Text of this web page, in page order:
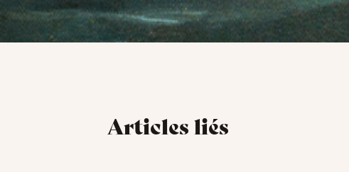
Articles liés